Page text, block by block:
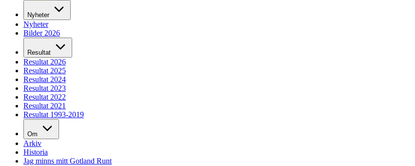
Nyheter
Nyheter
Bilder 2026
Resultat
Resultat 2026
Resultat 2025
Resultat 2024
Resultat 2023
Resultat 2022
Resultat 2021
Resultat 1993-2019
Om
Arkiv
Historia
Jag minns mitt Gotland Runt